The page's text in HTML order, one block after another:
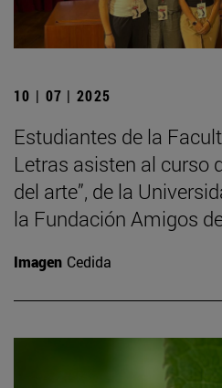
10 | 07 | 2025
Estudiantes de la
Letras asisten al curso
del arte”, de la
la Fundación Amigos
Imagen Cedida